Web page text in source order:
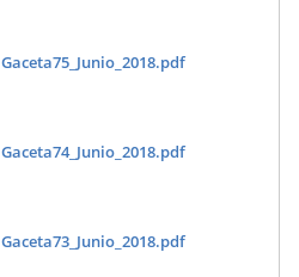
Gaceta75_Junio_2018.pdf
Gaceta74_Junio_2018.pdf
Gaceta73_Junio_2018.pdf